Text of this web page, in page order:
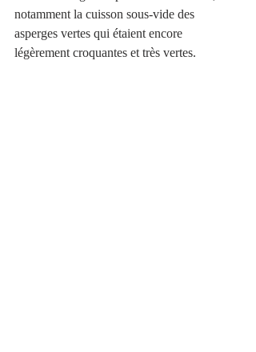
notamment la cuisson sous-vide des
asperges vertes qui étaient encore
légèrement croquantes et très vertes.